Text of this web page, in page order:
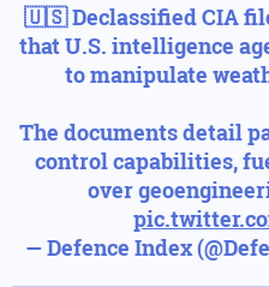
🇺🇸 Declassified CIA
that U.S. intelligence
to manipulate
The documents detail
control capabilities,
over
— Defence Index